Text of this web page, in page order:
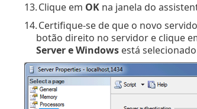
13.Clique em OKna janela do
14.Certifique-se de que o novo
botão direito no servidor e clique
Server e Windowsestá